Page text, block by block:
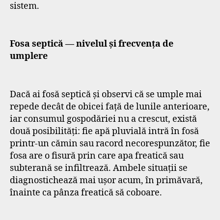
sistem.
Fosa septică — nivelul și frecvența de
umplere
Dacă ai fosă septică și observi că se umple mai
repede decât de obicei față de lunile anterioare,
iar consumul gospodăriei nu a crescut, există
două posibilități: fie apă pluvială intră în fosă
printr-un cămin sau racord necorespunzător, fie
fosa are o fisură prin care apa freatică sau
subterană se infiltrează. Ambele situații se
diagnostichează mai ușor acum, în primăvară,
înainte ca pânza freatică să coboare.